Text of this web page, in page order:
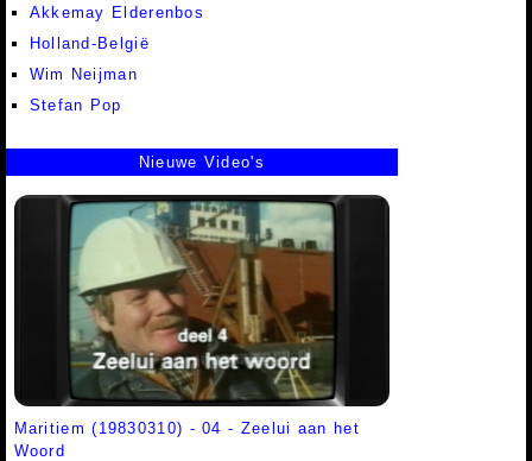
Akkemay Elderenbos
Holland-België
Wim Neijman
Stefan Pop
Nieuwe Video's
Maritiem (19830310) - 04 - Zeelui aan het
Woord